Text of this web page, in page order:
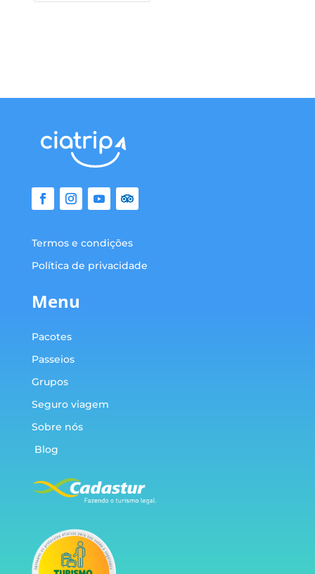
Termos e condições
Política de privacidade
Menu
Pacotes
Passeios
Grupos
Seguro viagem
Sobre nós
Blog